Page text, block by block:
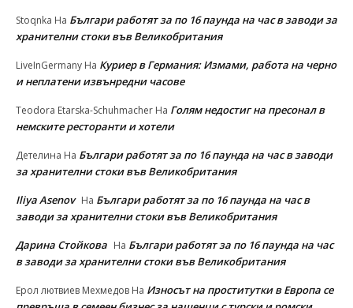
Stoqnka На Българи работят за по 16 паунда на час в заводи за
хранителни стоки във Великобритания
LiveInGermany На Куриер в Германия: Измами, работа на черно
и неплатени извънредни часове
Teodora Etarska-Schuhmacher На Голям недостиг на пресонал в
немските ресторанти и хотели
Детелина На Българи работят за по 16 паунда на час в заводи
за хранителни стоки във Великобритания
Iliya Asenov На Българи работят за по 16 паунда на час в
заводи за хранителни стоки във Великобритания
Дарина Стойкова На Българи работят за по 16 паунда на час
в заводи за хранителни стоки във Великобритания
Ерол лютвиев Мехмедов На Износът на проститутки в Европа се